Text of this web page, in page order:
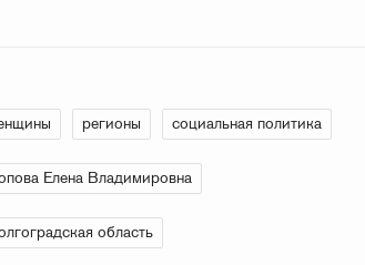
регионы социальная политика
Елена Владимировна
область